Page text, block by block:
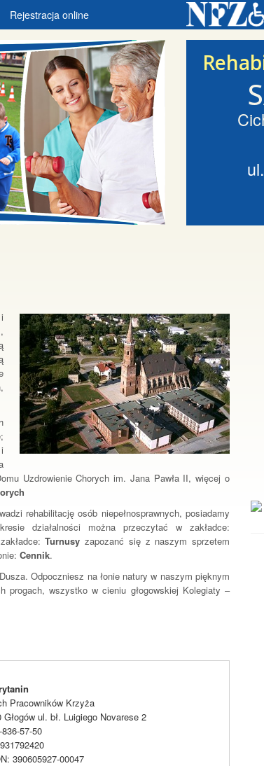
Rejestracja online
Uzdrowienie Chorych im. Jana Pawła II, więcej o
rehabilitację osób niepełnosprawnych, posiadamy
działalności można przeczytać w zakładce:
Turnusy zapozanć się z naszym sprzetem
Cennik.
Odpoczniesz na łonie natury w naszym pięknym
progach, wszystko w cieniu głogowskiej Kolegiaty –
Pracowników Krzyża
Głogów ul. bł. Luigiego Novarese 2
57-50
390605927-00047